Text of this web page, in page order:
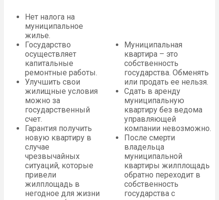
Нет налога на
муниципальное
жилье.
Государство
осуществляет
капитальные
ремонтные работы.
Улучшить свои
жилищные условия
можно за
государственный
счет.
Гарантия получить
новую квартиру в
случае
чрезвычайных
ситуаций, которые
привели
жилплощадь в
негодное для жизни
Муниципальная
квартира – это
собственность
государства. Обменять
или продать ее нельзя.
Сдать в аренду
муниципальную
квартиру без ведома
управляющей
компании невозможно.
После смерти
владельца
муниципальной
квартиры жилплощадь
обратно переходит в
собственность
государства с